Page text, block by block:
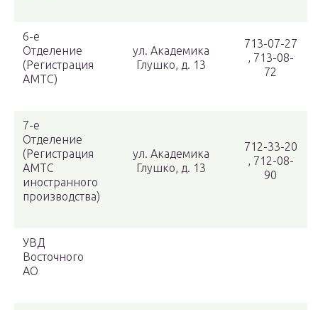
6-е
Отделение
(Регистрация
АМТС)
ул. Академика
Глушко, д. 13
713-07-27
, 713-08-
72
7-е
Отделение
(Регистрация
АМТС
иностранного
производства)
ул. Академика
Глушко, д. 13
712-33-20
, 712-08-
90
УВД
Восточного
АО